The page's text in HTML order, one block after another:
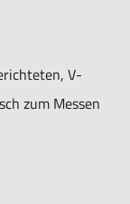
V-
zum Messen